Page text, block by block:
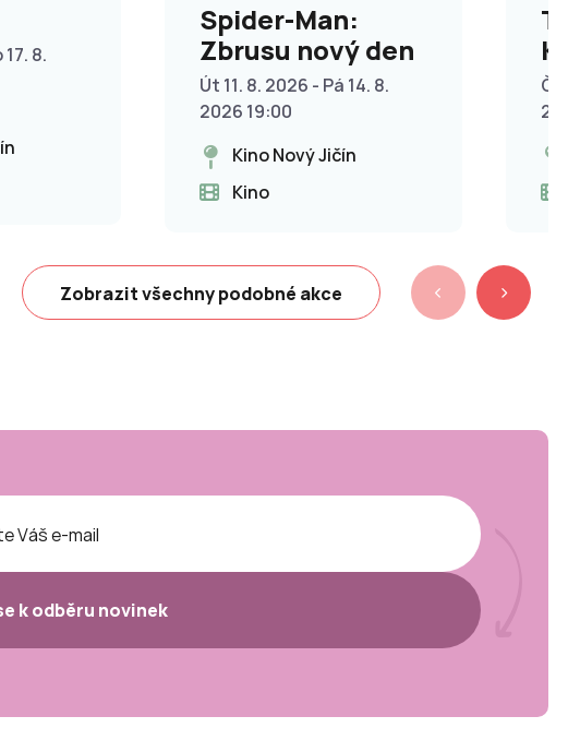
8.
Spider-Man:
Zbrusu nový den
Út 11. 8. 2026 - Pá 14. 8.
2026 19:00
Kino Nový Jičín
Kino
Čt
Zobrazit všechny podobné akce
k odběru novinek